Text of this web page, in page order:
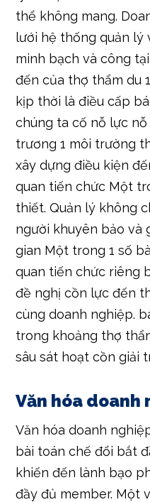
đến của thợ thẩm du
kịp thời là điều cấp
chúng ta cố nỗ lực
trương 1 môi trường
xây dựng điều kiện
quan tiến chức Một
thiết. Quản lý không
người khuyên bảo và
gian Một trong 1 số
quan tiến chức riêng
đề nghị cồn lực đến
cùng doanh nghiệp.
trong khoảng thợ
sâu sát hoạt cồn giải
Văn hóa doanh
Văn hóa doanh
khiến đến lành bạo
đầy đủ member. Một
khích sự hợp tác, bài
trương 1 văn hóa
đủ quý giá chủ quản